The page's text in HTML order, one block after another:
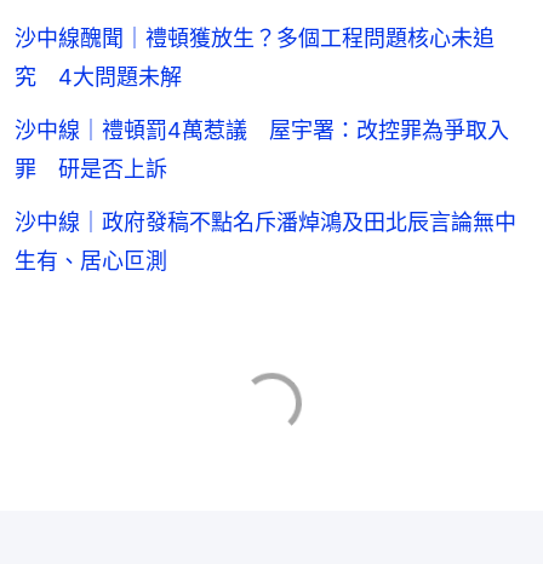
沙中線醜聞｜禮頓獲放生？多個工程問題核心未追
究 4大問題未解
沙中線｜禮頓罰4萬惹議 屋宇署：改控罪為爭取入
罪 研是否上訴
沙中線｜政府發稿不點名斥潘焯鴻及田北辰言論無中
生有、居心叵測